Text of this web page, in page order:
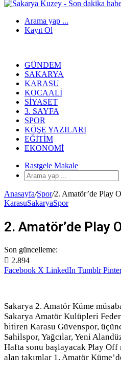
Arama yap ...
Kayıt Ol
GÜNDEM
SAKARYA
KARASU
KOCAALI
SIYASET
3. SAYFA
SPOR
KÖŞE YAZILARI
EĞITIM
EKONOMI
Rastgele Makale
Anasayfa/Spor/2. Amatör’de Play
KarasuSakaryaSpor
2. Amatör’de Play
Son güncelleme:
2.894
Facebook X LinkedIn Tumblr
Sakarya 2. Amatör Küme
Sakarya Amatör Kulüpleri
bitiren Karasu Güvenspor,
Sahilspor, Yağcılar, Yeni
Hafta sonu başlayacak Play Off
alan takımlar 1. Amatör